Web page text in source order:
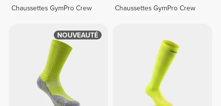
Chaussettes GymPro Crew
Chaussettes GymPro Crew
NOUVEAUTÉ